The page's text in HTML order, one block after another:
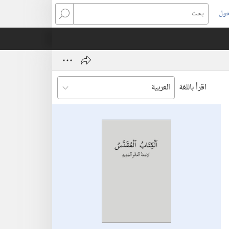
بحث
اقرأ باللغة